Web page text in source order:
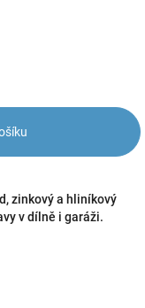
zinkový a hliníkový
v dílně i garáži.